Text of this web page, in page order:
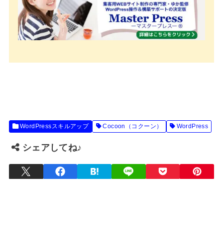
WordPressスキルアップ Cocoon（コクーン） WordPress
シェアしてね♪